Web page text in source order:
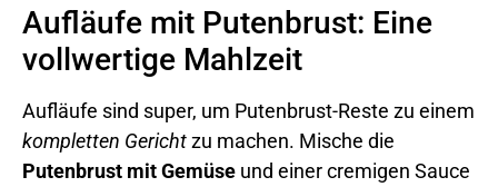
Aufläufe mit Putenbrust: Eine
vollwertige Mahlzeit
Aufläufe sind super, um Putenbrust-Reste zu einem
kompletten Gerichtzu machen. Mische die
Putenbrust mit Gemüse und einer cremigen Sauce